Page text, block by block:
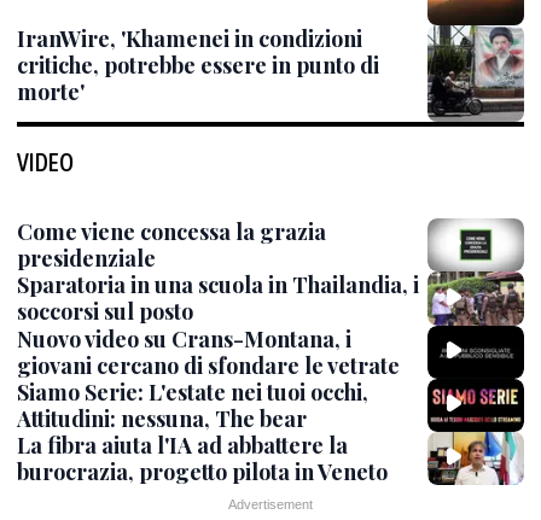
IranWire, 'Khamenei in condizioni
critiche, potrebbe essere in punto di
morte'
VIDEO
Come viene concessa la grazia
presidenziale
Sparatoria in una scuola in Thailandia, i
soccorsi sul posto
Nuovo video su Crans-Montana, i
giovani cercano di sfondare le vetrate
Siamo Serie: L'estate nei tuoi occhi,
Attitudini: nessuna, The bear
La fibra aiuta l'IA ad abbattere la
burocrazia, progetto pilota in Veneto